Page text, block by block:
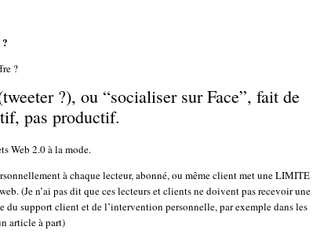
?
?), ou “socialiser sur Face”, fait de
pas productif.
Web 2.0 à la mode.
à chaque lecteur, abonné, ou même client met une LIMITE
(Je n’ai pas dit que ces lecteurs et clients ne doivent pas recevoir une
support client et de l’intervention personnelle, par exemple dans les
article à part)